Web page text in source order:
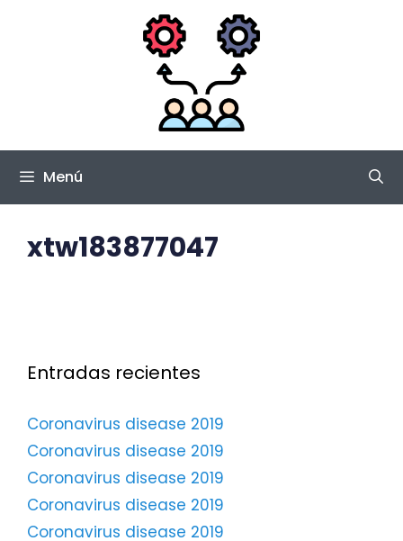
Menú
xtw183877047
Entradas recientes
Coronavirus disease 2019
Coronavirus disease 2019
Coronavirus disease 2019
Coronavirus disease 2019
Coronavirus disease 2019